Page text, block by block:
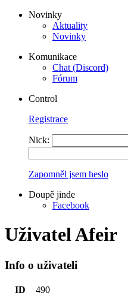
Novinky
Aktuality
Novinky
Komunikace
Chat (Discord)
Fórum
Control
Registrace
Nick:
Zapomněl jsem heslo
Doupě jinde
Facebook
Uživatel Afeir
Info o uživateli
ID
490